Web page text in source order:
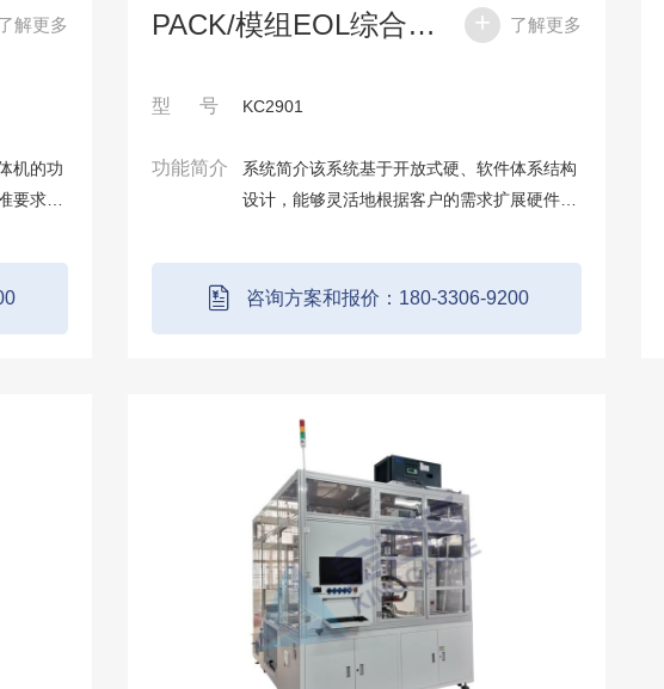
解更多
机的功
要求。
测试。
定的
PACK/模组EOL综合测试系统 了解更多
型 号 KC2901
功能简介
系统简介该系统基于开放式硬、软件体系结构
设计，能够灵活地根据客户的需求扩展硬件，
项目，极大地提高了系统的易用性，尽最大可
能地为用户提供通用、灵活、规范的电芯/模
咨询方案和报价：180-3306-9200